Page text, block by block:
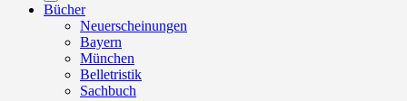
Bücher
Neuerscheinungen
Bayern
München
Belletristik
Sachbuch